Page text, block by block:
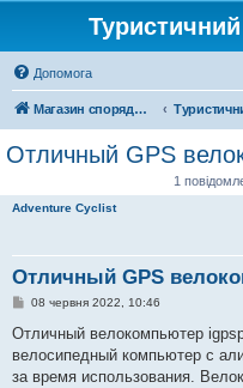
Допомога
Магазин спорядження
Отличный GPS
1
Adventure Cyclist
Отличный GPS
П
в
д
о
08 червня 2022, 10:46
Отличный велокомпьютер
велосипедный компьютер с
за время использования.